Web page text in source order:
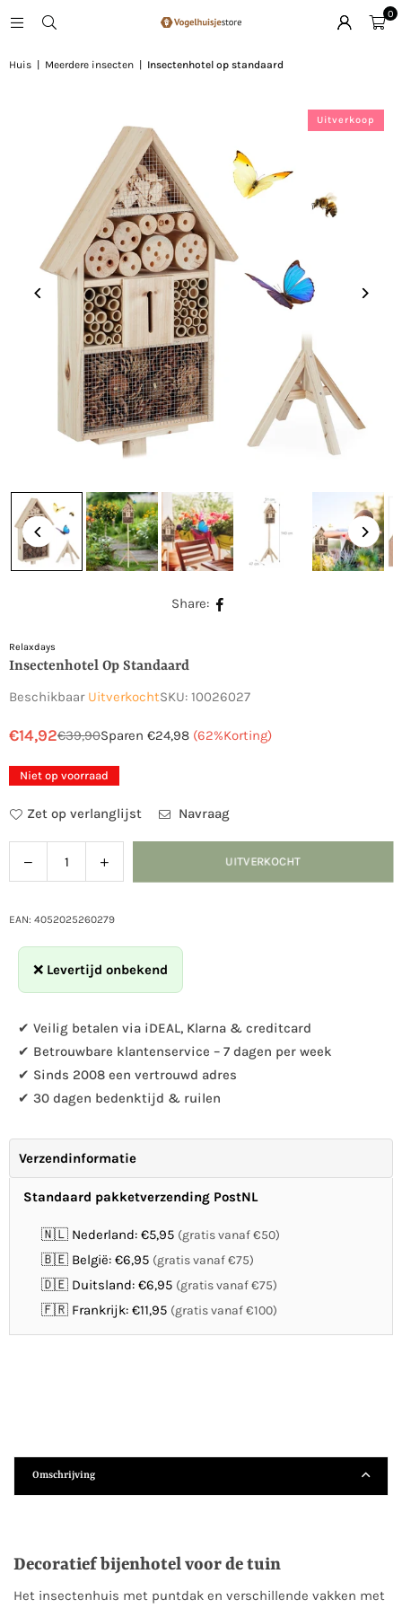
0
Huis Meerdere insecten Insectenhotel op standaard
Uitverkoop
Share:
Relaxdays
Insectenhotel Op Standaard
Beschikbaar UitverkochtSKU: 10026027
Normale
prijs
€14,92€39,90Sparen €24,98 (62%Korting)
Niet op voorraad
Zet op verlanglijst Navraag
Hoeveelheid
Verlaag
de
voor
standaard
Verhoog
de
voor
standaard
UITVERKOCHT
EAN: 4052025260279
❌ Levertijd onbekend
✔ Veilig betalen via iDEAL, Klarna & creditcard
✔ Betrouwbare klantenservice – 7 dagen per week
✔ Sinds 2008 een vertrouwd adres
✔ 30 dagen bedenktijd & ruilen
Verzendinformatie
Standaard pakketverzending PostNL
🇳🇱 Nederland: €5,95 (gratis vanaf €50)
🇧🇪 België: €6,95 (gratis vanaf €75)
🇩🇪 Duitsland: €6,95 (gratis vanaf €75)
🇫🇷 Frankrijk: €11,95 (gratis vanaf €100)
Omschrijving
Decoratief bijenhotel voor de tuin
Het insectenhuis met puntdak en verschillende vakken met